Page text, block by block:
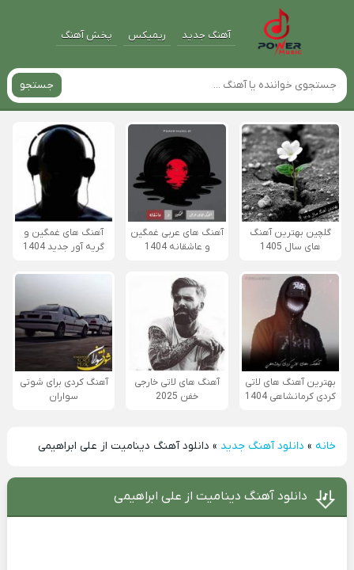
آهنگ جدید ریمیکس پخش آهنگ
جستجو
گلچین بهترین آهنگ
های سال 1405
آهنگ های عربی غمگین
و عاشقانه 1404
آهنگ های غمگین و
گریه آور جدید 1404
بهترین آهنگ های لاتی
کردی کرمانشاهی 1404
آهنگ های لاتی خارجی
خفن 2025
آهنگ کردی برای شوتی
سواران
خانه» دانلود آهنگ جدید » دانلود آهنگ دینامیت از علی ابراهیمی
دانلود آهنگ دینامیت از علی ابراهیمی